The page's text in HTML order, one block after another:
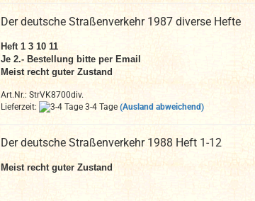
Der deutsche Straßenverkehr 1987 diverse Hefte
Heft 1 3 10 11
Je 2.- Bestellung bitte per Email
Meist recht guter Zustand
Art.Nr.: StrVK8700div.
Lieferzeit:
3-4 Tage (Ausland abweichend)
Der deutsche Straßenverkehr 1988 Heft 1-12
Meist recht guter Zustand